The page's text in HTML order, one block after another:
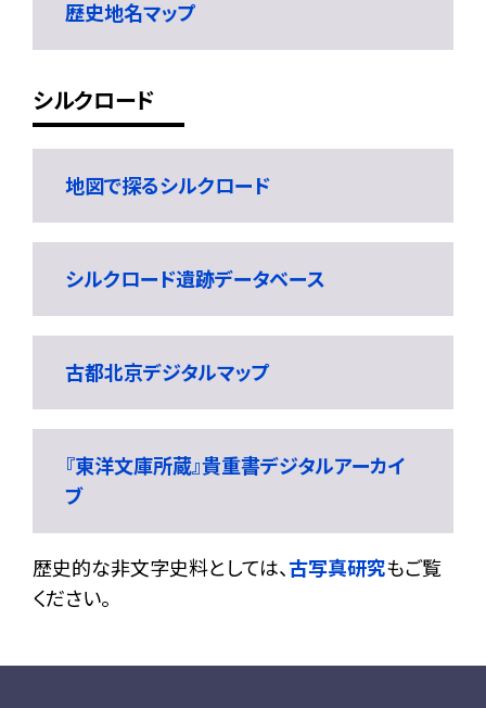
歴史地名マップ
シルクロード
地図で探るシルクロード
シルクロード遺跡データベース
古都北京デジタルマップ
『東洋文庫所蔵』貴重書デジタルアーカイ
ブ
歴史的な非文字史料としては、古写真研究もご覧
ください。